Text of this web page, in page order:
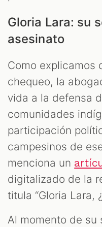
Gloria Lara: su
asesinato
Como explicamos
chequeo, la
vida a la defensa
comunidades
participación
campesinos de
menciona un
digitalizado de la
titula “Gloria Lara,
Al momento de su